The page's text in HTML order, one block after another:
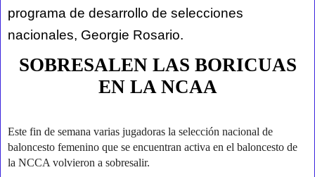
programa de desarrollo de selecciones
nacionales, Georgie Rosario.
SOBRESALEN LAS BORICUAS
EN LA NCAA
Este fin de semana varias jugadoras la selección nacional de
baloncesto femenino que se encuentran activa en el baloncesto de
la NCCA volvieron a sobresalir.